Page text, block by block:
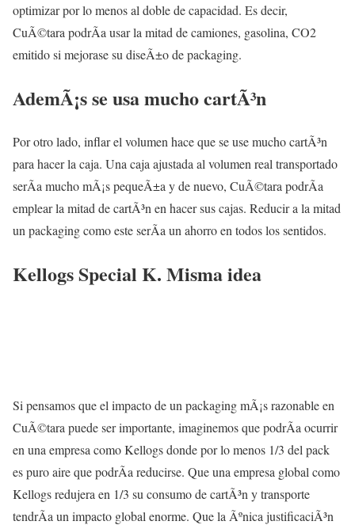
optimizar por lo menos al doble de capacidad. Es decir,
CuÃ©tara podrÃ­a usar la mitad de camiones, gasolina, CO2
emitido si mejorase su diseÃ±o de packaging.
AdemÃ¡s se usa mucho cartÃ³n
Por otro lado, inflar el volumen hace que se use mucho cartÃ³n
para hacer la caja. Una caja ajustada al volumen real transportado
serÃ­a mucho mÃ¡s pequeÃ±a y de nuevo, CuÃ©tara podrÃ­a
emplear la mitad de cartÃ³n en hacer sus cajas. Reducir a la mitad
un packaging como este serÃ­a un ahorro en todos los sentidos.
Kellogs Special K. Misma idea
Si pensamos que el impacto de un packaging mÃ¡s razonable en
CuÃ©tara puede ser importante, imaginemos que podrÃ­a ocurrir
en una empresa como Kellogs donde por lo menos 1/3 del pack
es puro aire que podrÃ­a reducirse. Que una empresa global como
Kellogs redujera en 1/3 su consumo de cartÃ³n y transporte
tendrÃ­a un impacto global enorme. Que la Ãºnica justificaciÃ³n